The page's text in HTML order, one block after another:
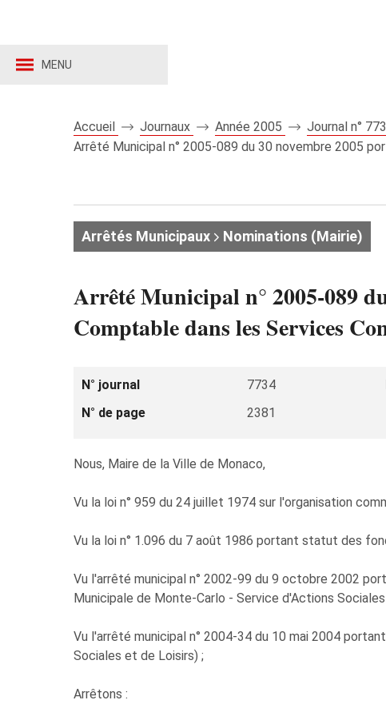
MENU
Accueil Journaux Année 2005
Journal n°
Arrêté Municipal n° 2005-089 du 30 novembre 2005
Arrêtés Municipaux Nominations (Mairie)
Arrêté Municipal n° 2005-089
Comptable dans les Services
N° journal 7734
N° de page
2381
Nous, Maire de la Ville de Monaco,
Vu la loi n° 959 du 24 juillet 1974 sur l'organisation
Vu la loi n° 1.096 du 7 août 1986 portant statut des
Vu l'arrêté municipal n° 2002-99 du 9 octobre 2002
Municipale de Monte-Carlo - Service d'Actions
Vu l'arrêté municipal n° 2004-34 du 10 mai 2004
Sociales et de Loisirs) ;
Arrêtons :